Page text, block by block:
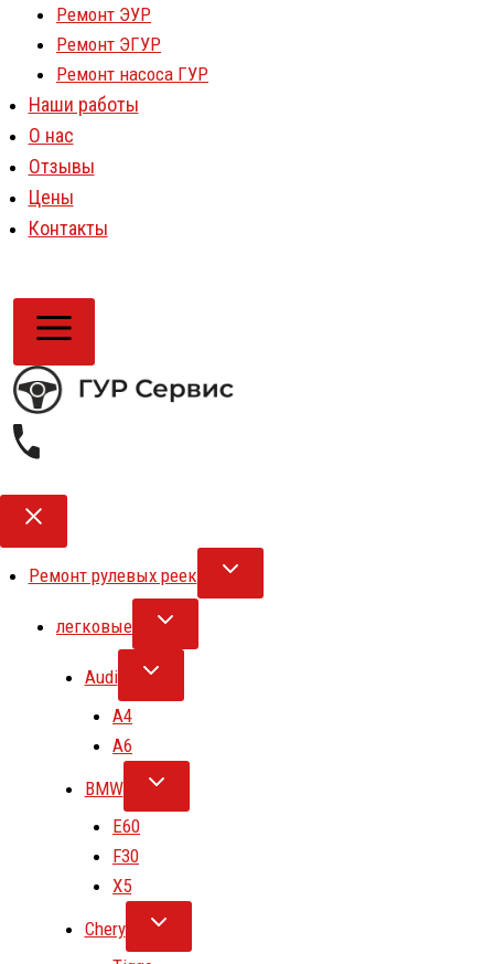
Ремонт ЭУР
Ремонт ЭГУР
Ремонт насоса ГУР
Наши работы
О нас
Отзывы
Цены
Контакты
Ремонт рулевых реек
легковые
Audi
A4
A6
BMW
E60
F30
X5
Chery